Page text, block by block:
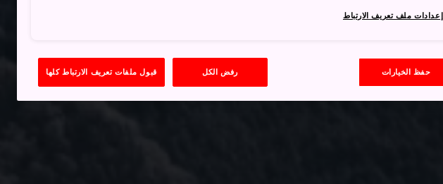
إعدادات ملف تعريف الارتباط
حفظ الخيارات رفض الكل قبول ملفات تعريف الارتباط كلها